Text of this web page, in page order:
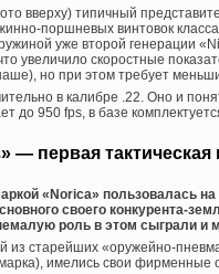
вверху) типичный
поршневых винтовок
уже второй генерации
увеличило скоростные
но при этом требует
в калибре .22. Оно и
до 950 fps, в базе
— первая тактическая
«Norica» пользовалась
своего конкурента-
роль в этом сыграли и
из старейших «оружейно-
имелись свои фирменные